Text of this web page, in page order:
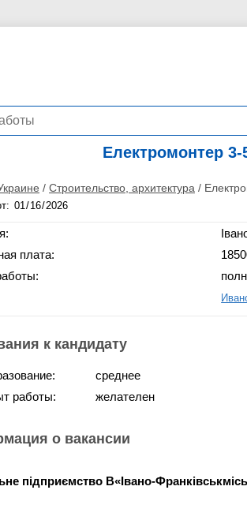
Електромонтер 3-
/ Строительство, архитектура /
плата:
к кандидату
работы:
среднее
желателен
о вакансии
підприємство В«Івано-